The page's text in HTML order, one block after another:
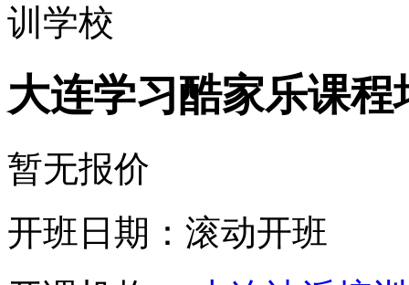
大连学习酷家乐课程
暂无报价
开班日期：滚动开班